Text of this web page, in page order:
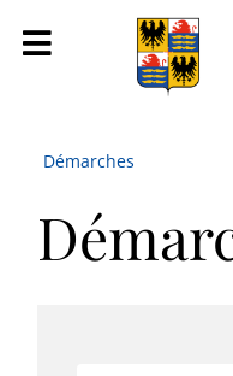
Démarches